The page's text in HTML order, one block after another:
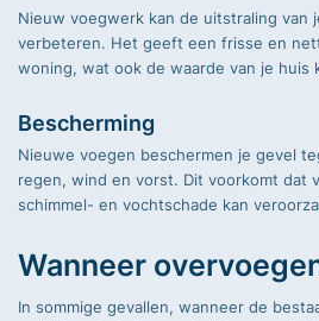
Nieuw voegwerk kan de uitstraling van
verbeteren. Het geeft een frisse en
woning, wat ook de waarde van je huis
Bescherming
Nieuwe voegen beschermen je gevel
regen, wind en vorst. Dit voorkomt dat
schimmel- en vochtschade kan
Wanneer
In sommige gevallen, wanneer de